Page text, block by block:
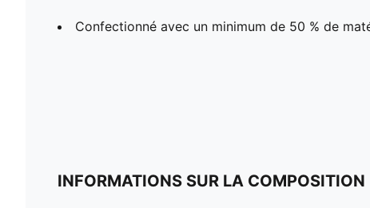
Confectionné avec un minimum de 50 % de
INFORMATIONS SUR LA COMPOSITION